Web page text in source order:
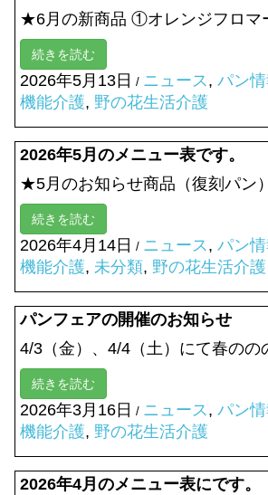
★6月の新商品 ①オレンジフロマ
続きを読む
2026年5月13日 / ニュース, パン情
機能介護, 野の花生活介護
2026年5月のメニュー表です。
★5月のお知らせ商品（復刻パン
続きを読む
2026年4月14日 / ニュース, パン情
機能介護, 未分類, 野の花生活介護
パンフェアの開催のお知らせ
4/3（金）、4/4（土）にて春のの
続きを読む
2026年3月16日 / ニュース, パン情
機能介護, 野の花生活介護
2026年4月のメニュー表にです。